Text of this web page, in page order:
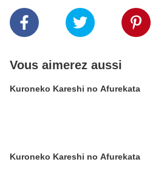
Vous aimerez aussi
Kuroneko Kareshi no Afurekata
Kuroneko Kareshi no Afurekata